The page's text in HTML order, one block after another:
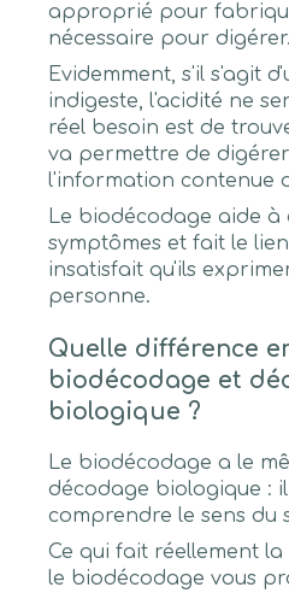
approprié pour
nécessaire pour digérer.
Evidemment, s'il s'agit
indigeste, l'acidité ne
réel besoin est de
va permettre de
l'information contenue
Le biodécodage aide à
symptômes et fait le
insatisfait qu'ils
personne.
Quelle différence
biodécodage et
biologique ?
Le biodécodage a le
décodage biologique :
comprendre le sens du
Ce qui fait réellement
le biodécodage vous